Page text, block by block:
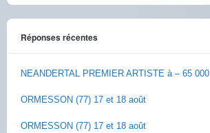
Réponses récentes
NEANDERTAL PREMIER ARTISTE à – 65 000
ORMESSON (77) 17 et 18 août
ORMESSON (77) 17 et 18 août